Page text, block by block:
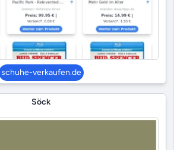
schuhe-verkaufen.de
Söck